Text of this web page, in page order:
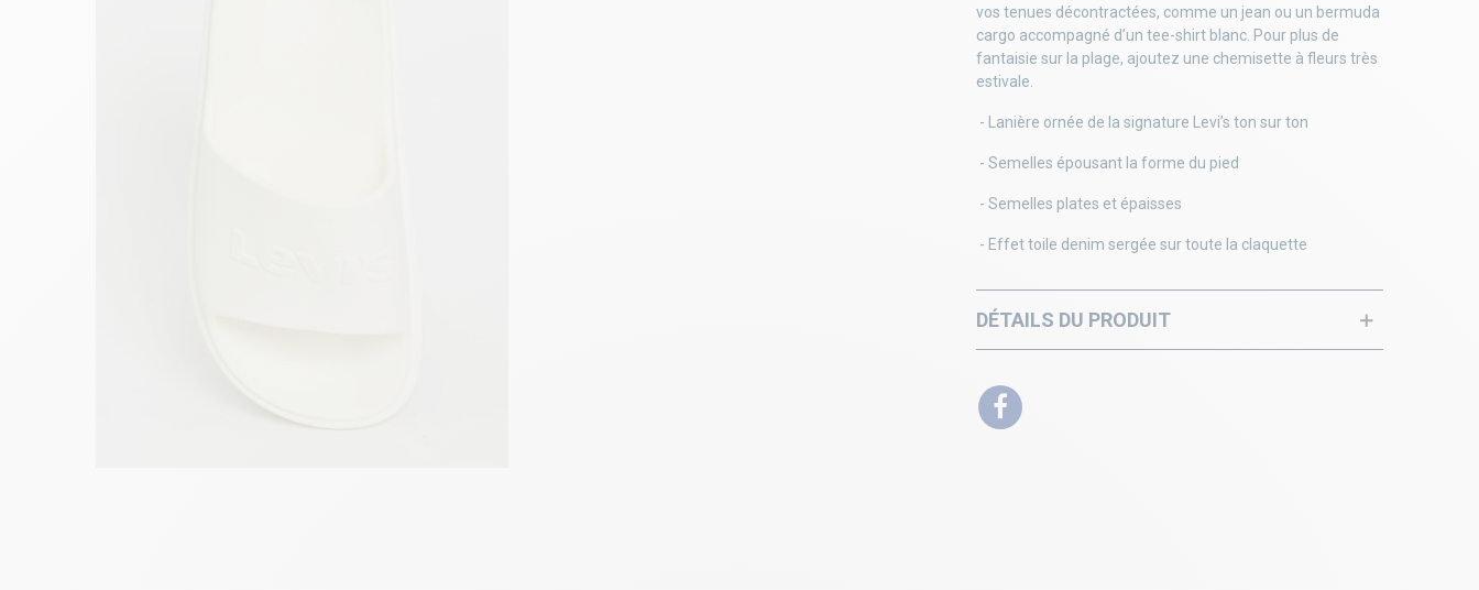
vos tenues décontractées, comme un jean ou un bermuda
cargo accompagné d’un tee-shirt blanc. Pour plus de
fantaisie sur la plage, ajoutez une chemisette à fleurs très
estivale.
- Lanière ornée de la signature Levi’s ton sur ton
- Semelles épousant la forme du pied
- Semelles plates et épaisses
- Effet toile denim sergée sur toute la claquette
DÉTAILS DU PRODUIT